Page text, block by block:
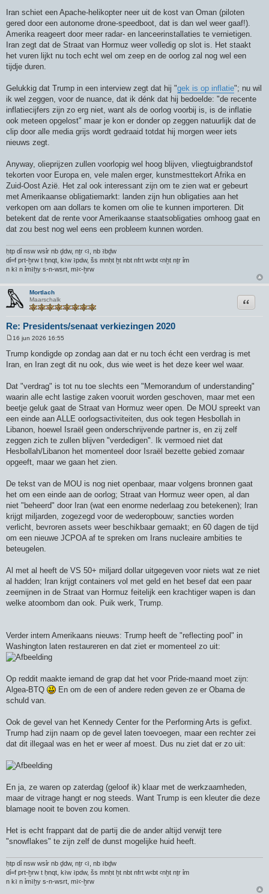
h
t
Iran schiet een Apache-helikopter neer uit de kost van Oman (piloten
gered door een autonome drone-speedboot, dat is dan wel weer gaaf!).
Amerika reageert door meer radar- en lanceerinstallaties te vernietigen.
Iran zegt dat de Straat van Hormuz weer volledig op slot is. Het staakt
het vuren lijkt nu toch echt wel om zeep en de oorlog zal nog wel een
tijdje duren.
Gelukkig dat Trump in een interview zegt dat hij "gek is op inflatie"; nu wil
ik wel zeggen, voor de nuance, dat ik dénk dat hij bedoelde: "de recente
inflatiecijfers zijn zo erg niet, want als de oorlog voorbij is, is de inflatie
ook meteen opgelost" maar je kon er donder op zeggen natuurlijk dat de
clip door alle media grijs wordt gedraaid totdat hij morgen weer iets
nieuws zegt.
Anyway, olieprijzen zullen voorlopig wel hoog blijven, vliegtuigbrandstof
tekorten voor Europa en, vele malen erger, kunstmesttekort Afrika en
Zuid-Oost Azië. Het zal ook interessant zijn om te zien wat er gebeurt
met Amerikaanse obligatiemarkt: landen zijn hun obligaties aan het
verkopen om aan dollars te komen om olie te kunnen importeren. Dit
betekent dat de rente voor Amerikaanse staatsobligaties omhoog gaat en
dat zou best nog wel eens een probleem kunnen worden.
ḥtp dỉ nsw wsỉr nb ḏdw, nṯr ꜥꜣ, nb ꜣbḏw
dỉ=f prt-ḫrw t ḥnqt, kꜣw ꜣpdw, šs mnḥt ḫt nbt nfrt wꜥbt ꜥnḫt nṯr ỉm
n kꜣ n ỉmꜣḫy s-n-wsrt, mꜣꜥ-ḫrw
Mortlach
Maarschalk
Re: Presidents/senaat verkiezingen 2020
Citeer
r
i
t
16 jun 2026 16:55
Trump kondigde op zondag aan dat er nu toch écht een verdrag is met
Iran, en Iran zegt dit nu ook, dus wie weet is het deze keer wel waar.
Dat "verdrag" is tot nu toe slechts een "Memorandum of understanding"
waarin alle echt lastige zaken vooruit worden geschoven, maar met een
beetje geluk gaat de Straat van Hormuz weer open. De MOU spreekt van
een einde aan ALLE oorlogsactiviteiten, dus ook tegen Hesbollah in
Libanon, hoewel Israël geen onderschrijvende partner is, en zij zelf
zeggen zich te zullen blijven "verdedigen". Ik vermoed niet dat
Hesbollah/Libanon het momenteel door Israël bezette gebied zomaar
opgeeft, maar we gaan het zien.
De tekst van de MOU is nog niet openbaar, maar volgens bronnen gaat
het om een einde aan de oorlog; Straat van Hormuz weer open, al dan
niet "beheerd" door Iran (wat een enorme nederlaag zou betekenen); Iran
krijgt miljarden, zogezegd voor de wederopbouw; sancties worden
verlicht, bevroren assets weer beschikbaar gemaakt; en 60 dagen de tijd
om een nieuwe JCPOA af te spreken om Irans nucleaire ambities te
beteugelen.
Al met al heeft de VS 50+ miljard dollar uitgegeven voor niets wat ze niet
al hadden; Iran krijgt containers vol met geld en het besef dat een paar
zeemijnen in de Straat van Hormuz feitelijk een krachtiger wapen is dan
welke atoombom dan ook. Puik werk, Trump.
Verder intern Amerikaans nieuws: Trump heeft de "reflecting pool" in
Washington laten restaureren en dat ziet er momenteel zo uit:
Op reddit maakte iemand de grap dat het voor Pride-maand moet zijn:
Algea-BTQ
En om de een of andere reden geven ze er Obama de
schuld van.
Ook de gevel van het Kennedy Center for the Performing Arts is gefixt.
Trump had zijn naam op de gevel laten toevoegen, maar een rechter zei
dat dit illegaal was en het er weer af moest. Dus nu ziet dat er zo uit:
En ja, ze waren op zaterdag (geloof ik) klaar met de werkzaamheden,
maar de vitrage hangt er nog steeds. Want Trump is een kleuter die deze
blamage nooit te boven zou komen.
Het is echt frappant dat de partij die de ander altijd verwijt tere
"snowflakes" te zijn zelf de dunst mogelijke huid heeft.
ḥtp dỉ nsw wsỉr nb ḏdw, nṯr ꜥꜣ, nb ꜣbḏw
dỉ=f prt-ḫrw t ḥnqt, kꜣw ꜣpdw, šs mnḥt ḫt nbt nfrt wꜥbt ꜥnḫt nṯr ỉm
n kꜣ n ỉmꜣḫy s-n-wsrt, mꜣꜥ-ḫrw